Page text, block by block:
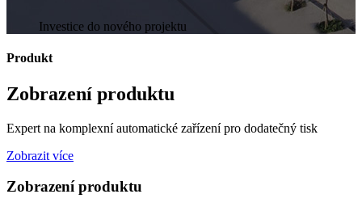
Investice do nového projektu
Produkt
Zobrazení produktu
Expert na komplexní automatické zařízení pro dodatečný tisk
Zobrazit více
Zobrazení produktu